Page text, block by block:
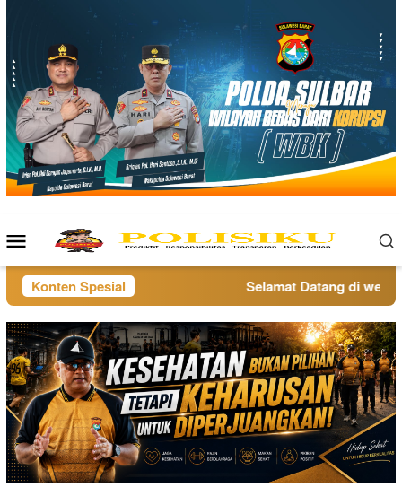
Menu
Mobile
Konten Spesial Selamat Datang di